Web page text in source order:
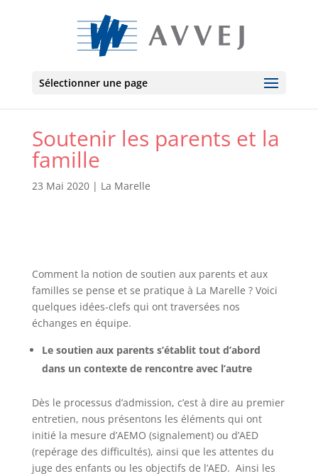
Sélectionner une page
Soutenir les parents et la
famille
23 Mai 2020| La Marelle
Comment la notion de soutien aux parents et aux
familles se pense et se pratique à La Marelle ? Voici
quelques idées-clefs qui ont traversées nos
échanges en équipe.
Le soutien aux parents s’établit tout d’abord
dans un contexte de rencontre avec l’autre
Dès le processus d’admission, c’est à dire au premier
entretien, nous présentons les éléments qui ont
initié la mesure d’AEMO (signalement) ou d’AED
(repérage des difficultés), ainsi que les attentes du
juge des enfants ou les objectifs de l’AED. Ainsi les